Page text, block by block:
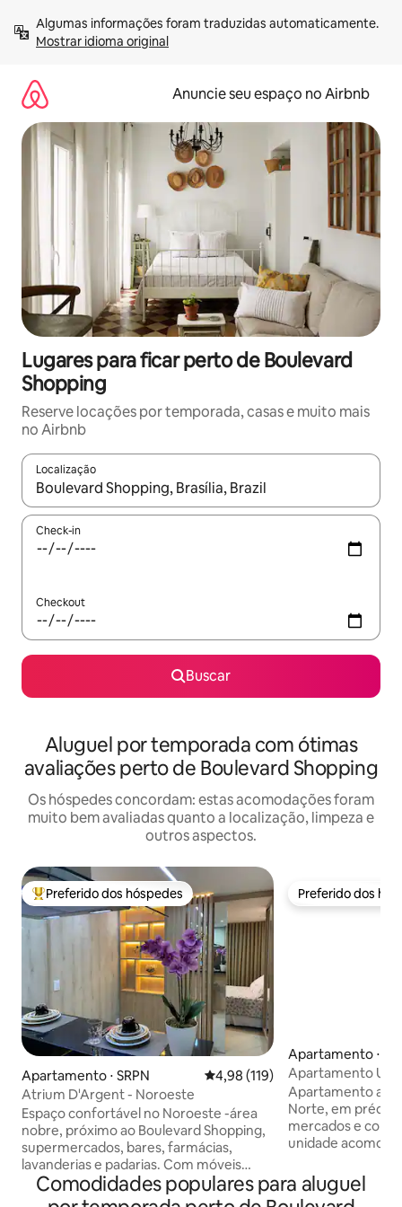
para
Mostrar idioma original
Anuncie seu espaço no Airbnb
Lugares para ficar perto de Boulevard
Shopping
Reserve locações por temporada, casas e muito mais
no Airbnb
Localização
Quando os resultados estiverem disponíveis, explore-os
Check-in
Checkout
Buscar
Aluguel por temporada com ótimas
avaliações perto de Boulevard Shopping
Os hóspedes concordam: estas acomodações foram
muito bem avaliadas quanto a localização, limpeza e
outros aspectos.
Entre os melhores preferidos dos hóspedes
Preferido dos hóspedes
Apartamento ⋅ SRPN 4,98 de uma avaliação média de
4,98 (119)
Atrium D'Argent - Noroeste
Espaço confortável no Noroeste -área
nobre, próximo ao Boulevard Shopping,
supermercados, bares, farmácias,
lavanderias e padarias. Com móveis
finamente planejados em todos os
ambientes, o espaço conta com
Preferido dos
Preferido dos
Apartamento ⋅
Apartamento Um
Apartamento
Norte, em prédio
mercados e
unidade
sofá-cama (ideal
crianças), além de
Comodidades populares para aluguel